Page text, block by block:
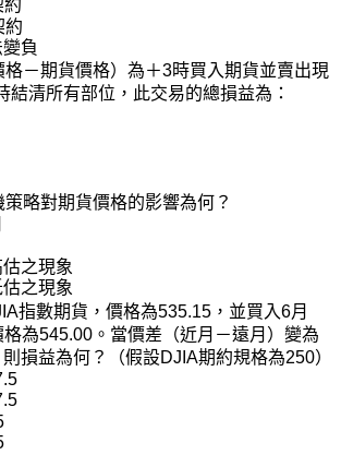
約
約
負
－期貨價格）為＋3時買入期貨並賣出現
結清所有部位，此交易的總損益為：
略對期貨價格的影響為何？
之現象
之現象
指數期貨，價格為535.15 ，並買入6月
格為545.00 。當價差（近月－遠月）變為
損益為何？（假設DJIA期約規格為250）